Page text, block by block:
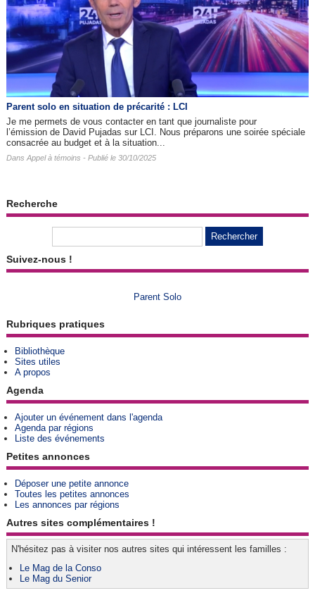
Parent solo en situation de précarité : LCI
Je me permets de vous contacter en tant que journaliste pour
l’émission de David Pujadas sur LCI. Nous préparons une soirée spéciale
consacrée au budget et à la situation...
Dans Appel à témoins - Publié le 30/10/2025
Recherche
Suivez-nous !
Parent Solo
Rubriques pratiques
Bibliothèque
Sites utiles
A propos
Agenda
Ajouter un événement dans l'agenda
Agenda par régions
Liste des événements
Petites annonces
Déposer une petite annonce
Toutes les petites annonces
Les annonces par régions
Autres sites complémentaires !
N'hésitez pas à visiter nos autres sites qui intéressent les familles :
Le Mag de la Conso
Le Mag du Senior